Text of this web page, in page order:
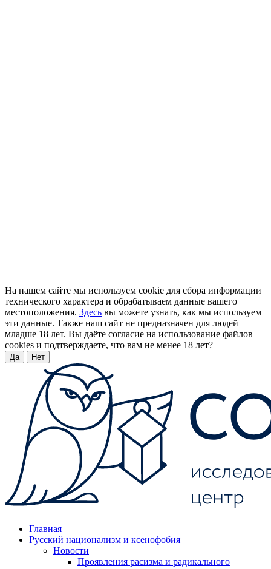
На нашем сайте мы используем cookie для сбора информации
технического характера и обрабатываем данные вашего
местоположения. Здесь вы можете узнать, как мы используем
эти данные. Также наш сайт не предназначен для людей
младше 18 лет. Вы даёте согласие на использование файлов
cookies и подтверждаете, что вам не менее 18 лет?
Да Нет
Главная
Русский национализм и ксенофобия
Новости
Проявления расизма и радикального